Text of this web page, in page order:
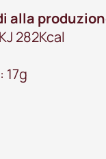
alla
282Kcal